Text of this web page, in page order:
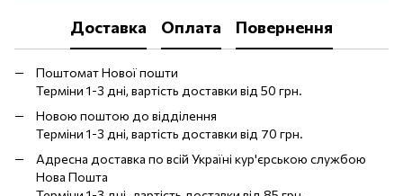
Доставка Оплата Повернення
Поштомат Нової пошти
Терміни 1-3 дні, вартість доставки від 50 грн.
Новою поштою до відділення
Терміни 1-3 дні, вартість доставки від 70 грн.
Адресна доставка по всій Україні кур'єрською службою
Нова Пошта